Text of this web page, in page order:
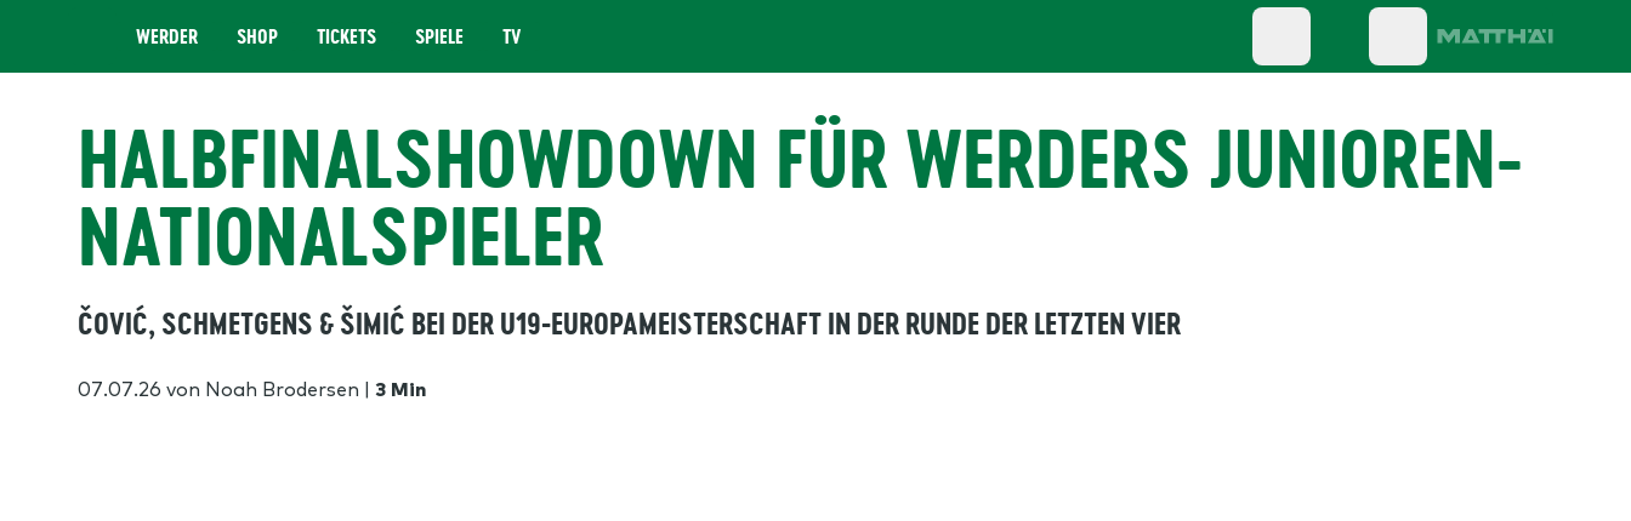
WERDER SHOP TICKETS SPIELE TV
HALBFINALSHOWDOWN FÜR WERDERS JUNIOREN-
NATIONALSPIELER
ČOVIĆ, SCHMETGENS & ŠIMIĆ BEI DER U19-EUROPAMEISTERSCHAFT IN DER RUNDE DER LETZTEN VIER
07.07.26 von Noah Brodersen | 3 Min